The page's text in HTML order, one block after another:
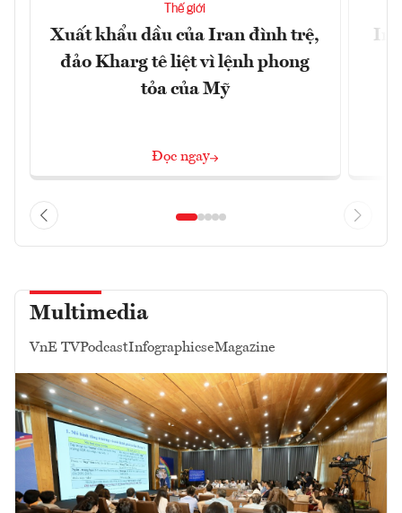
Thế giới
Xuất khẩu dầu của Iran đình trệ,
đảo Kharg tê liệt vì lệnh phong
tỏa của Mỹ
Đọc ngay
Multimedia
VnE TVPodcastInfographicseMagazine